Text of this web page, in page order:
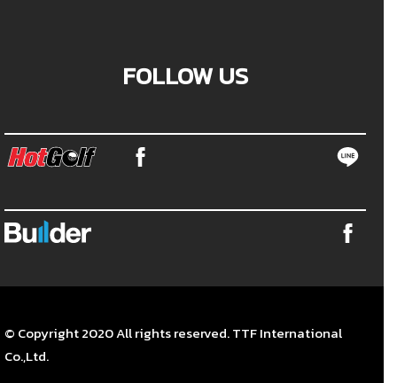
FOLLOW US
© Copyright 2020 All rights reserved. TTF International
Co.,Ltd.